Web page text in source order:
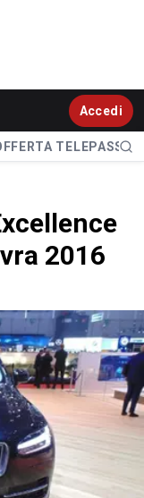
Accedi
TELEPASS
2016